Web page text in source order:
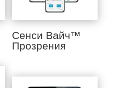
Сенси Вайч™
Прозрения